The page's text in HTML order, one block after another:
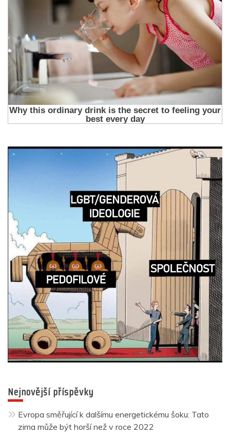
Nejnovější příspěvky
Evropa směřující k dalšímu energetickému šoku: Tato
zima může být horší než v roce 2022